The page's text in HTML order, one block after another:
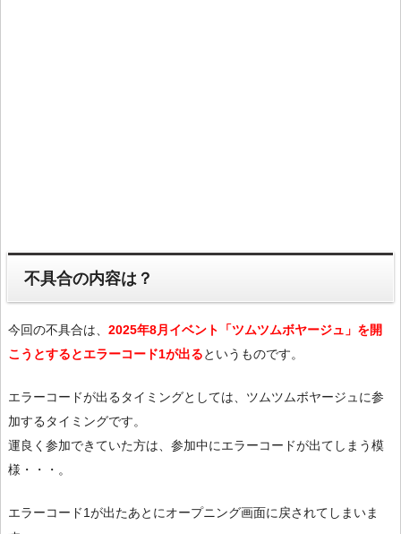
不具合の内容は？
今回の不具合は、 2025年8月イベント「ツムツムボヤージュ」を開
こうとするとエラーコード1が出るというものです。
エラーコードが出るタイミングとしては、ツムツムボヤージュに参
加するタイミングです。
運良く参加できていた方は、参加中にエラーコードが出てしまう模
様・・・。
エラーコード1が出たあとにオープニング画面に戻されてしまいま